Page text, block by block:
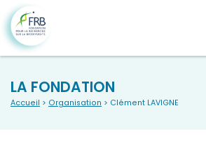
LA FONDATION
Accueil > Organisation > Clément LAVIGNE